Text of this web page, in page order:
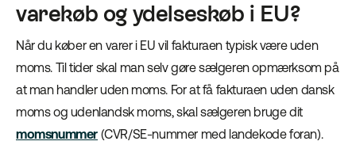
varekøb og ydelseskøb i EU?
Når du køber en varer i EU vil fakturaen typisk være uden
moms. Til tider skal man selv gøre sælgeren opmærksom på
at man handler uden moms. For at få fakturaen uden dansk
moms og udenlandsk moms, skal sælgeren bruge dit
momsnummer (CVR/SE-nummer med landekode foran).